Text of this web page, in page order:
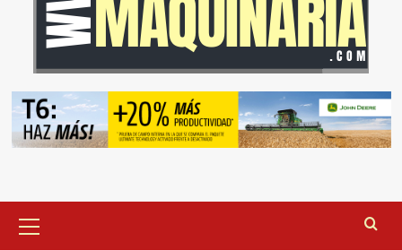
principal